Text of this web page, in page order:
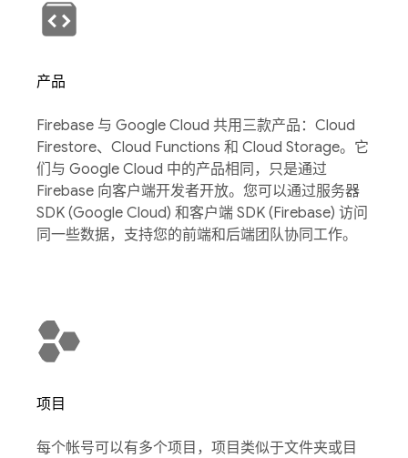
产品
Firebase 与 Google Cloud 共用三款产品：Cloud
Firestore、Cloud Functions 和 Cloud Storage。它
们与 Google Cloud 中的产品相同，只是通过
Firebase 向客户端开发者开放。您可以通过服务器
SDK (Google Cloud) 和客户端 SDK (Firebase) 访问
同一些数据，支持您的前端和后端团队协同工作。
项目
每个帐号可以有多个项目，项目类似于文件夹或目